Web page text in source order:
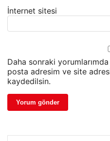
İnternet sitesi
Daha sonraki yorumlarımda
posta adresim ve site
kaydedilsin.